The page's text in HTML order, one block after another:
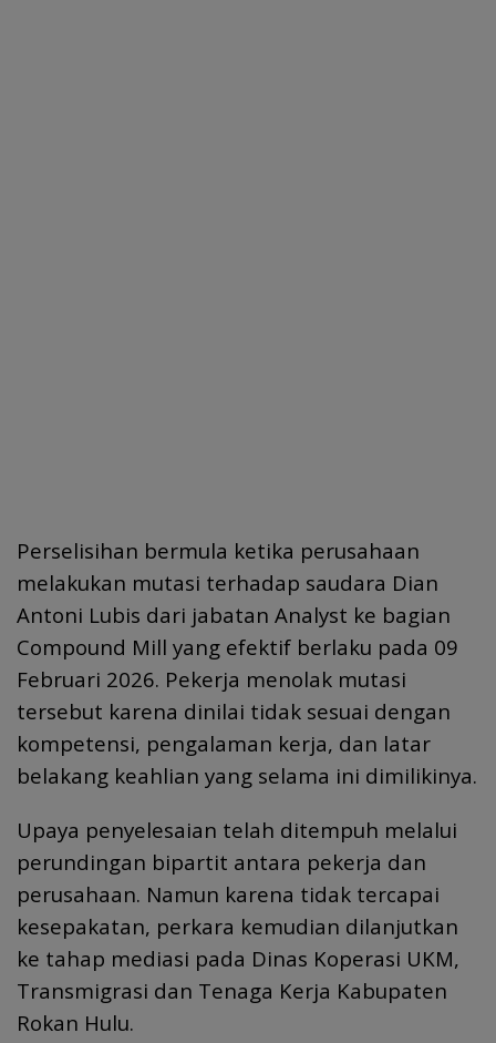
Perselisihan bermula ketika perusahaan
melakukan mutasi terhadap saudara Dian
Antoni Lubis dari jabatan Analyst ke bagian
Compound Mill yang efektif berlaku pada 09
Februari 2026. Pekerja menolak mutasi
tersebut karena dinilai tidak sesuai dengan
kompetensi, pengalaman kerja, dan latar
belakang keahlian yang selama ini dimilikinya.
Upaya penyelesaian telah ditempuh melalui
perundingan bipartit antara pekerja dan
perusahaan. Namun karena tidak tercapai
kesepakatan, perkara kemudian dilanjutkan
ke tahap mediasi pada Dinas Koperasi UKM,
Transmigrasi dan Tenaga Kerja Kabupaten
Rokan Hulu.